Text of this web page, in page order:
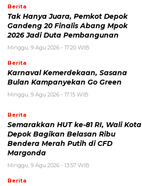
Berita
Tak Hanya Juara, Pemkot Depok
Gandeng 20 Finalis Abang Mpok
2026 Jadi Duta Pembangunan
Minggu, 9 Agu 2026 - 17:20 WIB
Berita
Karnaval Kemerdekaan, Sasana
Bulan Kampanyekan Go Green
Minggu, 9 Agu 2026 - 17:15 WIB
Berita
Semarakkan HUT ke-81 RI, Wali Kota
Depok Bagikan Belasan Ribu
Bendera Merah Putih di CFD
Margonda
Minggu, 9 Agu 2026 - 13:57 WIB
Berita